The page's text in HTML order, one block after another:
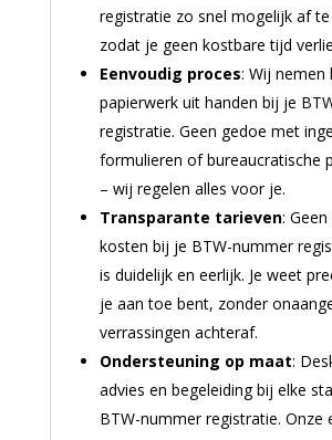
registratie zo snel mogelijk af te
zodat je geen kostbare tijd
Eenvoudig proces: Wij nemen
papierwerk uit handen bij je
registratie. Geen gedoe met
formulieren of bureaucratische
– wij regelen alles voor je.
Transparante tarieven:
kosten bij je BTW-nummer
is duidelijk en eerlijk. Je weet
je aan toe bent, zonder
verrassingen achteraf.
Ondersteuning op maat:
advies en begeleiding bij elke
BTW-nummer registratie. Onze